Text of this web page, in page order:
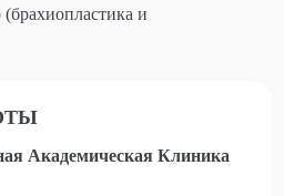
и
Академическая Клиника